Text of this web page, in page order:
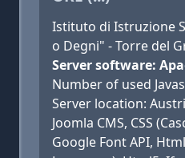
Istituto di Istruzione
o Degni" - Torre del
Server software:
Number of used
Server location:
Joomla CMS, CSS
Google Font API,